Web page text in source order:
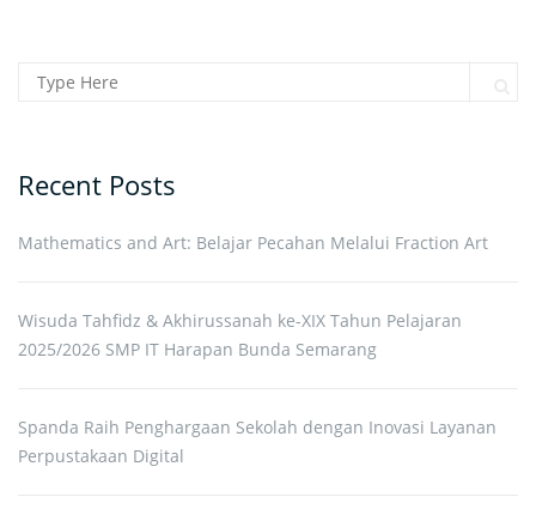
Search for:
Recent Posts
Mathematics and Art: Belajar Pecahan Melalui Fraction Art
Wisuda Tahfidz & Akhirussanah ke-XIX Tahun Pelajaran
2025/2026 SMP IT Harapan Bunda Semarang
Spanda Raih Penghargaan Sekolah dengan Inovasi Layanan
Perpustakaan Digital